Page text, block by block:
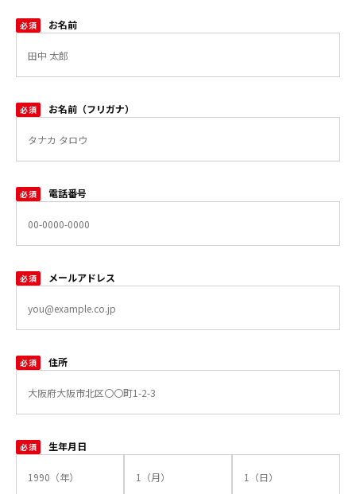
必須 お名前
必須 お名前（フリガナ）
必須 電話番号
必須 メールアドレス
必須 住所
必須 生年月日